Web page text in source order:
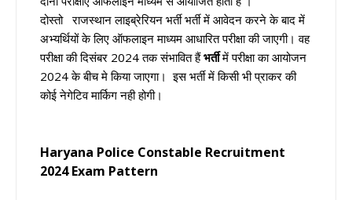
दोस्तो राजस्थान लाइब्रेरियन भर्ती भर्ती में आवेदन करने के बाद में
अभ्यर्थियों के लिए ऑफलाइन माध्यम आधारित परीक्षा की जाएगी। वह
परीक्षा की दिसंबर 2024 तक संभावित हैंभर्तीमें परीक्षा का आयोजन
2024 के बीच मे किया जाएगा। इस भर्ती में किसी भी प्राकर की
कोई नेगेटिव मार्किग नही होगी।
Haryana Police Constable Recruitment
2024Exam Pattern